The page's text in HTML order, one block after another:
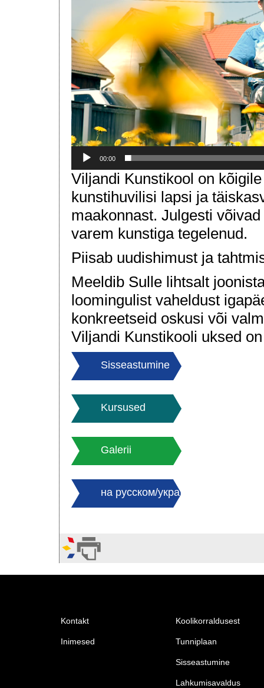
00:00
Viljandi Kunstikool on
kunstihuvilisi lapsi ja
maakonnast. Julgesti
varem kunstiga tegelenud.
Piisab uudishimust ja
Meeldib Sulle lihtsalt
loomingulist vaheldust
konkreetseid oskusi või
Viljandi Kunstikooli uksed
Sisseastumine
Kursused
Galerii
на русском/українською мовою
Kontakt
Inimesed
Koolikorraldusest
Tunniplaan
Sisseastumine
Lahkumisavaldus